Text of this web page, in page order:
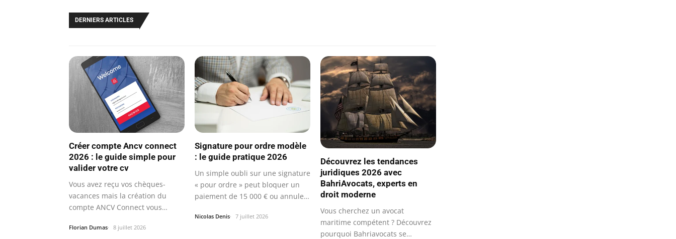
DERNIERS ARTICLES
Créer compte Ancv connect
2026 : le guide simple pour
valider votre cv
Vous avez reçu vos chèques-
vacances mais la création du
compte ANCV Connect vous
Florian Dumas 8 juillet 2026
Signature pour ordre modèle
: le guide pratique 2026
Un simple oubli sur une signature
« pour ordre » peut bloquer un
paiement de 15 000 € ou annuler
Nicolas Denis 7 juillet 2026
Découvrez les tendances
juridiques 2026 avec
BahriAvocats, experts en
droit moderne
Vous cherchez un avocat
maritime compétent ? Découvrez
pourquoi Bahriavocats se